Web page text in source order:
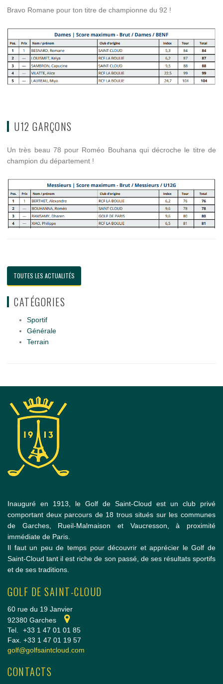
Bravo Romane pour ton titre de championne du 92 !
U12 GARÇONS
Un très beau 78 pour Roméo Bouhana qui décroche le titre de
champion du département !
TOUTES LES ACTUALITÉS
CATÉGORIES
Sportif
Générale
Terrain
Inauguré en 1913, le Golf de Saint-Cloud est un club privé
comportant deux parcours de 18 trous situés sur les communes
de Garches, Rueil-Malmaison et Vaucresson, à proximité
immédiate de Paris.
Il faut un peu de temps pour découvrir et apprécier le Golf de
Saint-Cloud tant il est riche de son passé, de ses résultats sportifs
et de ses traditions.
GOLF DE SAINT-CLOUD
60 rue du 19 Janvier
92380 Garches
Tel.
+33 1 47 01 01 85
Fax. +33 1 47 01 19 57
golf@golfsaintcloud.com
CONTACTS